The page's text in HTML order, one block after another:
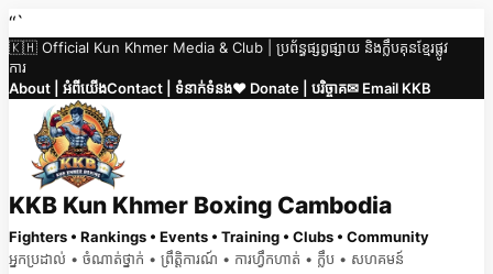
Skip
to
content
“`
🇰🇭 Official Kun Khmer Media & Club | ប្រព័ន្ធផ្សព្វផ្សាយ និងក្លឹបគុនខ្មែរផ្លូវ
ការ
About | អំពីយើងContact | ទំនាក់ទំនង❤️ Donate | បរិច្ចាគ✉ Email KKB
KKB Kun Khmer Boxing Cambodia
Fighters • Rankings • Events • Training • Clubs • Community
អ្នកប្រដាល់ • ចំណាត់ថ្នាក់ • ព្រឹត្តិការណ៍ • ការហ្វឹកហាត់ • ក្លឹប • សហគមន៍